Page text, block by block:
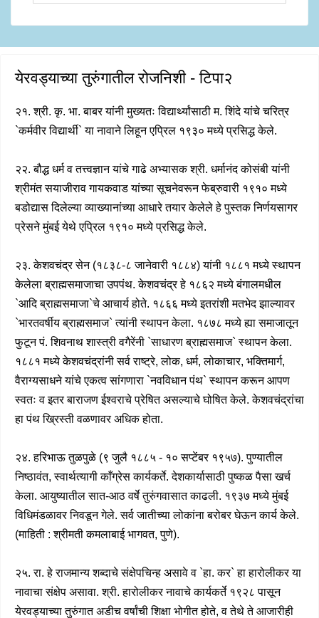
येरवड्याच्या तुरुंगातील रोजनिशी - टिपा२
२१. श्री. कृ. भा. बाबर यांनी मुख्यतः विद्यार्थ्यांसाठी म. शिंदे यांचे चरित्र
`कर्मवीर विद्यार्थी` या नावाने लिहून एप्रिल १९३० मध्ये प्रसिद्ध केले.
२२. बौद्ध धर्म व तत्त्वज्ञान यांचे गाढे अभ्यासक श्री. धर्मानंद कोसंबी यांनी
श्रीमंत सयाजीराव गायकवाड यांच्या सूचनेवरून फेब्रुवारी १९१० मध्ये
बडोद्यास दिलेल्या व्याख्यानांच्या आधारे तयार केलेले हे पुस्तक निर्णयसागर
प्रेसने मुंबई येथे एप्रिल १९१० मध्ये प्रसिद्ध केले.
२३. केशवचंद्र सेन (१८३८-८ जानेवारी १८८४) यांनी १८८१ मध्ये स्थापन
केलेला ब्राह्मसमाजाचा उपपंथ. केशवचंद्र हे १८६२ मध्ये बंगालमधील
`आदि ब्राह्मसमाजा`चे आचार्य होते. १८६६ मध्ये इतरांशी मतभेद झाल्यावर
`भारतवर्षीय ब्राह्मसमाज` त्यांनी स्थापन केला. १८७८ मध्ये ह्या समाजातून
फुटून पं. शिवनाथ शास्त्री वगैरेंनी `साधारण ब्राह्मसमाज` स्थापन केला.
१८८१ मध्ये केशवचंद्रांनी सर्व राष्ट्रे, लोक, धर्म, लोकाचार, भक्तिमार्ग,
वैराग्यसाधने यांचे एकत्व सांगणारा `नवविधान पंथ` स्थापन करून आपण
स्वतः व इतर बाराजण ईश्वराचे प्रेषित असल्याचे घोषित केले. केशवचंद्रांचा
हा पंथ ख्रिस्ती वळणावर अधिक होता.
२४. हरिभाऊ तुळपुळे (९ जुलै १८८५ - १० सप्टेंबर १९५७). पुण्यातील
निष्ठावंत, स्वार्थत्यागी काँग्रेस कार्यकर्ते. देशकार्यासाठी पुष्कळ पैसा खर्च
केला. आयुष्यातील सात-आठ वर्षे तुरुंगवासात काढली. १९३७ मध्ये मुंबई
विधिमंडळावर निवडून गेले. सर्व जातीच्या लोकांना बरोबर घेऊन कार्य केले.
(माहिती : श्रीमती कमलाबाई भागवत, पुणे).
२५. रा. हे राजमान्य शब्दाचे संक्षेपचिन्ह असावे व `हा. कर` हा हारोलीकर या
नावाचा संक्षेप असावा. श्री. हारोलीकर नावाचे कार्यकर्ते १९२८ पासून
येरवड्याच्या तुरुंगात अडीच वर्षांची शिक्षा भोगीत होते, व तेथे ते आजारीही